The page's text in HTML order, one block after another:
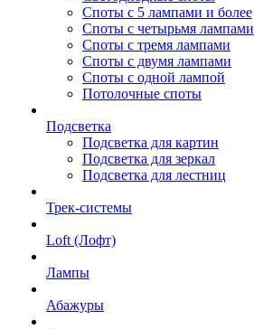
Споты с 5 лампами и более
Споты с четырьмя лампами
Споты с тремя лампами
Споты с двумя лампами
Споты с одной лампой
Потолочные споты
Подсветка
Подсветка для картин
Подсветка для зеркал
Подсветка для лестниц
Трек-системы
Loft (Лофт)
Лампы
Абажуры